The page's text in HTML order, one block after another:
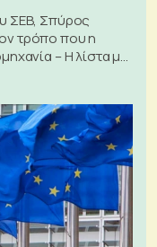
ΣΕΒ, Σπύρος
τρόπο που η
– Η λίστα με